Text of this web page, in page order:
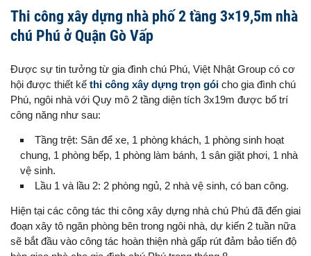
Thi công xây dựng nhà phố 2 tầng 3×19,5m nhà
chú Phú ở Quận Gò Vấp
Được sự tin tưởng từ gia đình chú Phú, Việt Nhật Group có cơ
hội được thiết kế thi công xây dựng trọn gói cho gia đình chú
Phú, ngôi nhà với Quy mô 2 tầng diện tích 3x19m được bố trí
công năng như sau:
Tầng trệt: Sân để xe, 1 phòng khách, 1 phòng sinh hoạt
chung, 1 phòng bếp, 1 phòng làm bánh, 1 sân giặt phơi, 1 nhà
vệ sinh.
Lầu 1 và lầu 2: 2 phòng ngủ, 2 nhà vệ sinh, có ban công.
Hiện tại các công tác thi công xây dựng nhà chú Phú đã đến giai
đoạn xây tô ngăn phòng bên trong ngôi nhà, dự kiến 2 tuần nữa
sẽ bắt đầu vào công tác hoàn thiện nhà gấp rút đảm bảo tiến độ